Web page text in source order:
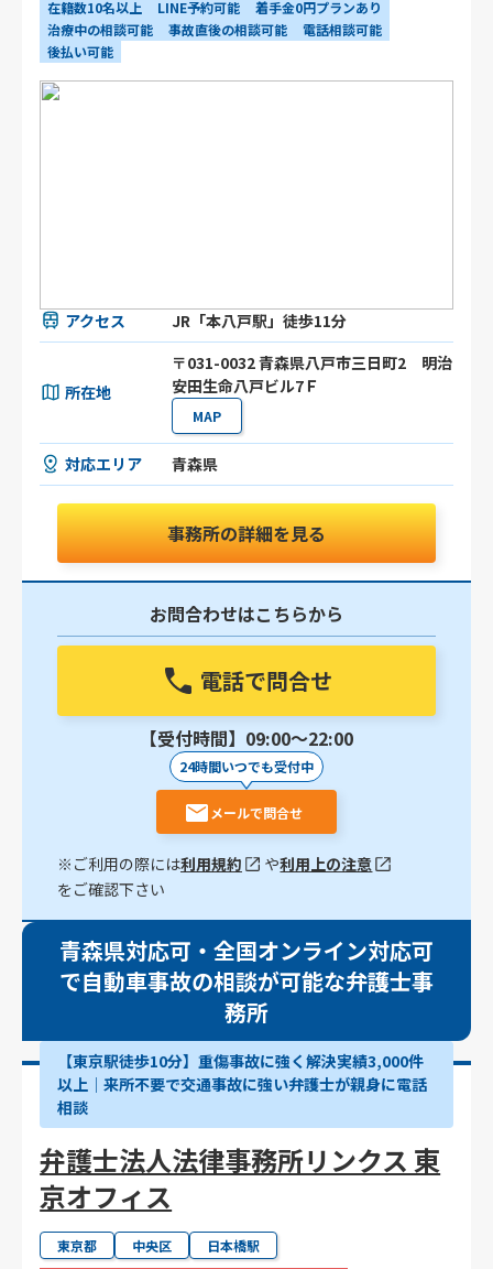
在籍数10名以上
LINE予約可能
着手金0円プランあり
治療中の相談可能
事故直後の相談可能
電話相談可能
後払い可能
アクセス JR「本八戸駅」徒歩11分
所在地
〒031-0032 青森県八戸市三日町2 明治
安田生命八戸ビル7Ｆ
MAP
対応エリア 青森県
事務所の詳細を見る
お問合わせはこちらから
電話で問合せ
【受付時間】09:00〜22:00
24時間いつでも受付中
メールで問合せ
※ご利用の際には利用規約 や利用上の注意
をご確認下さい
青森県対応可・全国オンライン対応可
で自動車事故の相談が可能な弁護士事
務所
【東京駅徒歩10分】重傷事故に強く解決実績3,000件
以上│来所不要で交通事故に強い弁護士が親身に電話
相談
弁護士法人法律事務所リンクス 東
京オフィス
東京都 中央区 日本橋駅